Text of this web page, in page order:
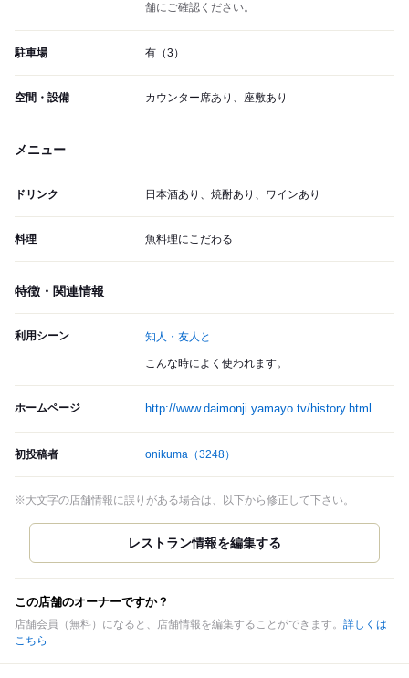
舗にご確認ください。
駐車場 有（3）
空間・設備 カウンター席あり、座敷あり
メニュー
ドリンク 日本酒あり、焼酎あり、ワインあり
料理 魚料理にこだわる
特徴・関連情報
利用シーン 知人・友人と
こんな時によく使われます。
ホームページ http://www.daimonji.yamayo.tv/history.html
初投稿者 onikuma （3248）
※大文字の店舗情報に誤りがある場合は、以下から修正して下さい。
この店舗のオーナーですか？
店舗会員（無料）になると、店舗情報を編集することができます。 詳しくは
こちら